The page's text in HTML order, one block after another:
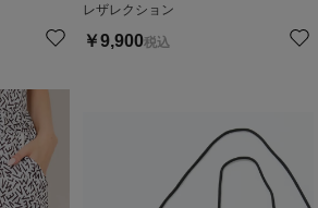
レザレクション
￥9,900税込